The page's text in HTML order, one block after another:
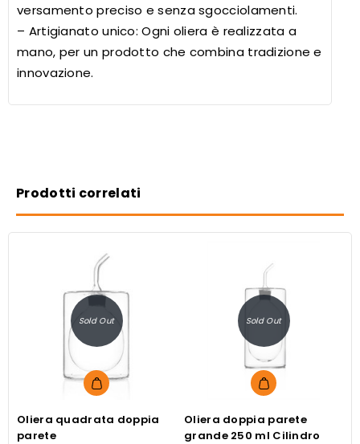
versamento preciso e senza sgocciolamenti.
– Artigianato unico: Ogni oliera è realizzata a
mano, per un prodotto che combina tradizione e
innovazione.
Prodotti correlati
Sold Out
Oliera quadrata doppia
parete
Sold Out
Oliera doppia parete
grande 250 ml Cilindro